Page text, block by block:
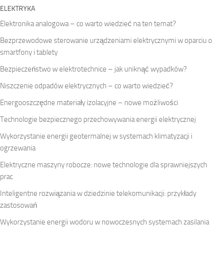
ELEKTRYKA
Elektronika analogowa – co warto wiedzieć na ten temat?
Bezprzewodowe sterowanie urządzeniami elektrycznymi w oparciu o
smartfony i tablety
Bezpieczeństwo w elektrotechnice – jak uniknąć wypadków?
Niszczenie odpadów elektrycznych – co warto wiedzieć?
Energooszczędne materiały izolacyjne – nowe możliwości
Technologie bezpiecznego przechowywania energii elektrycznej
Wykorzystanie energii geotermalnej w systemach klimatyzacji i
ogrzewania
Elektryczne maszyny robocze: nowe technologie dla sprawniejszych
prac
Inteligentne rozwiązania w dziedzinie telekomunikacji: przykłady
zastosowań
Wykorzystanie energii wodoru w nowoczesnych systemach zasilania